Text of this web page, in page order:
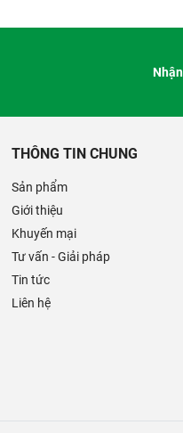
THÔNG TIN CHUNG
Sản phẩm
Giới thiệu
Khuyến mại
Tư vấn - Giải pháp
Tin tức
Liên hệ